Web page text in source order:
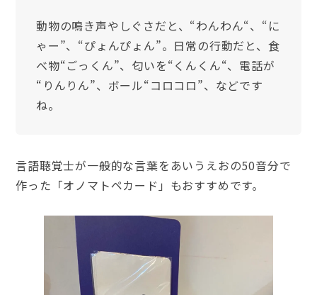
動物の鳴き声やしぐさだと、“わんわん“、“に
ゃー”、“ぴょんぴょん”。日常の行動だと、食
べ物“ごっくん”、匂いを“くんくん“、電話が
“りんりん”、ボール“コロコロ”、などです
ね。
言語聴覚士が一般的な言葉をあいうえおの50音分で
作った「オノマトペカード」もおすすめです。